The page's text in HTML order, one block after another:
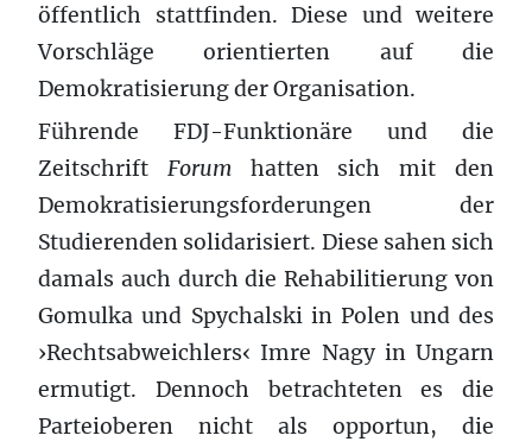
öffentlich stattfinden. Diese und weitere
Vorschläge orientierten auf die
Demokratisierung der Organisation.
Führende FDJ-Funktionäre und die
Zeitschrift Forumhatten sich mit den
Demokratisierungsforderungen der
Studierenden solidarisiert. Diese sahen sich
damals auch durch die Rehabilitierung von
Gomulka und Spychalski in Polen und des
›Rechtsabweichlers‹ Imre Nagy in Ungarn
ermutigt. Dennoch betrachteten es die
Parteioberen nicht als opportun, die